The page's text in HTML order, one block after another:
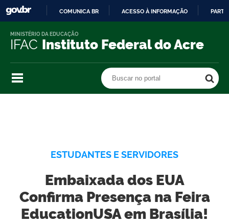
O
COMUNICA BR ACESSO À INFORMAÇÃO
IFAC Instituto Federal do Acre
MINISTÉRIO DA EDUCAÇÃO
Buscar no portal
ESTUDANTES E SERVIDORES
Embaixada dos EUA
Confirma Presença na Feira
EducationUSA em Brasília!